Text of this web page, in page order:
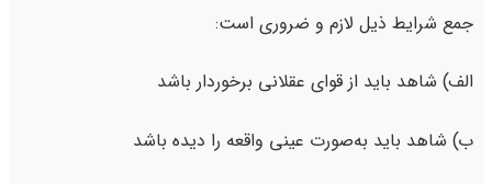
جمع شرایط ذیل لازم و ضروری است:
الف) شاهد باید از قوای عقلانی برخوردار باشد
ب) شاهد باید به‌صورت عینی واقعه را دیده باشد